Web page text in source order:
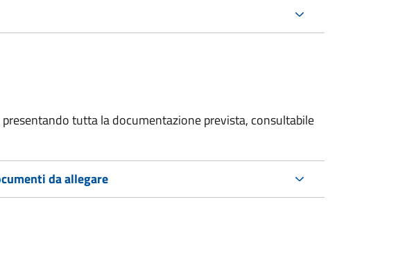
tutta la documentazione prevista, consultabile
da allegare